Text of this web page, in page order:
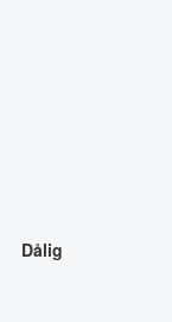
Dålig